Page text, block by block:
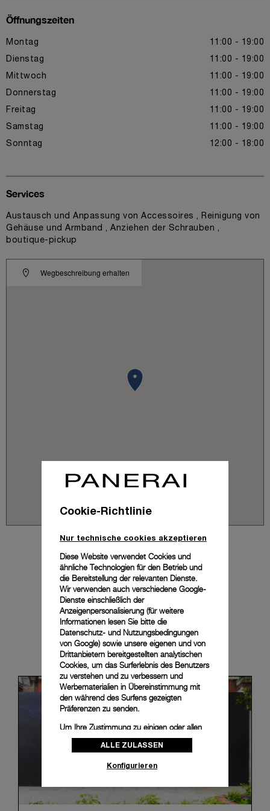
Öffnungszeiten
Montag 11:00 - 19:00
Dienstag 11:00 - 19:00
Mittwoch 11:00 - 19:00
Donnerstag 11:00 - 19:00
Freitag 11:00 - 19:00
Samstag 11:00 - 19:00
Sonntag 12:00 - 18:00
Wegbeschreibung erhalten
Services
Austausch und Anpassung von Accessoires , Reinigung von
Gehäuse und Armband , Anziehen der Schrauben ,
boutique-pickup
News & Events
Cookie-Richtlinie
Nur technische cookies akzeptieren
Diese Website verwendet Cookies und
ähnliche Technologien für den Betrieb und
die Bereitstellung der relevanten Dienste.
Wir verwenden auch verschiedene Google-
Dienste einschließlich der
Anzeigenpersonalisierung (für weitere
Informationen lesen Sie bitte die
Datenschutz- und Nutzungsbedingungen
von Google) sowie unsere eigenen und von
Drittanbietern bereitgestellten analytischen
Cookies, um das Surferlebnis des Benutzers
zu verstehen und zu verbessern und
Werbematerialien in Übereinstimmung mit
den während des Surfens gezeigten
Präferenzen zu senden.
Um Ihre Zustimmung zu einigen oder allen
Cookies zu ändern oder zu widerrufen,
klicken Sie auf „Konfigurieren“, oder lesen
Klicken Sie auf „Alle zulassen“, um Ihr
Einverständnis für die Verwendung der oben
ALLE ZULASSEN
Konfigurieren